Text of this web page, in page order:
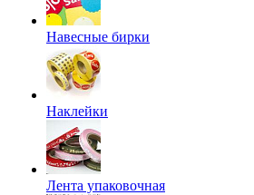
Навесные бирки
Наклейки
Лента упаковочная